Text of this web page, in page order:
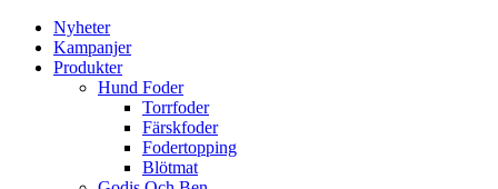
Nyheter
Kampanjer
Produkter
Hund Foder
Torrfoder
Färskfoder
Fodertopping
Blötmat